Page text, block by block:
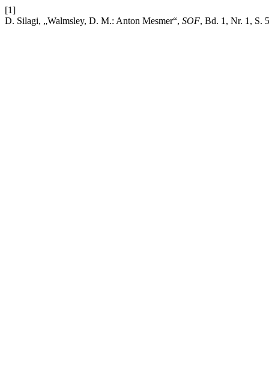
[1]
D. Silagi, „Walmsley, D. M.: Anton Mesmer“, SOF, Bd. 1, Nr. 1, S.